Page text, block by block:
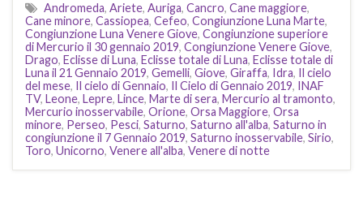
Andromeda, Ariete, Auriga, Cancro, Cane maggiore,
Cane minore, Cassiopea, Cefeo, Congiunzione Luna Marte,
Congiunzione Luna Venere Giove, Congiunzione superiore
di Mercurio il 30 gennaio 2019, Congiunzione Venere Giove,
Drago, Eclisse di Luna, Eclisse totale di Luna, Eclisse totale di
Luna il 21 Gennaio 2019, Gemelli, Giove, Giraffa, Idra, Il cielo
del mese, Il cielo di Gennaio, Il Cielo di Gennaio 2019, INAF
TV, Leone, Lepre, Lince, Marte di sera, Mercurio al tramonto,
Mercurio inosservabile, Orione, Orsa Maggiore, Orsa
minore, Perseo, Pesci, Saturno, Saturno all'alba, Saturno in
congiunzione il 7 Gennaio 2019, Saturno inosservabile, Sirio,
Toro, Unicorno, Venere all'alba, Venere di notte